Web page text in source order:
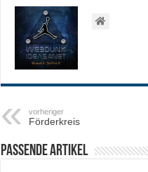
vorheriger
Förderkreis
Passende Artikel